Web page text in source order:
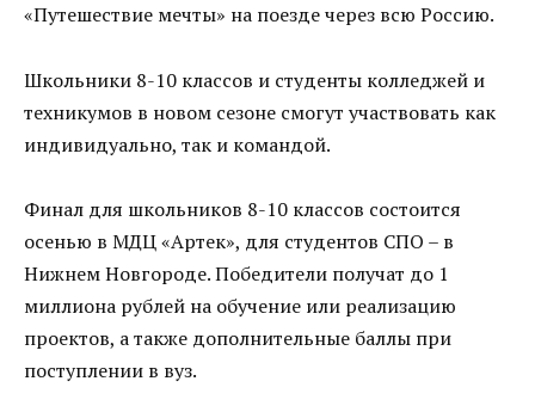
«Путешествие мечты» на поезде через всю Россию.
Школьники 8-10 классов и студенты колледжей и
техникумов в новом сезоне смогут участвовать как
индивидуально, так и командой.
Финал для школьников 8-10 классов состоится
осенью в МДЦ «Артек», для студентов СПО – в
Нижнем Новгороде. Победители получат до 1
миллиона рублей на обучение или реализацию
проектов, а также дополнительные баллы при
поступлении в вуз.